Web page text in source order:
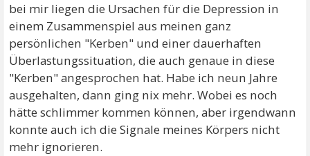
bei mir liegen die Ursachen für die Depression in
einem Zusammenspiel aus meinen ganz
persönlichen "Kerben" und einer dauerhaften
Überlastungssituation, die auch genaue in diese
"Kerben" angesprochen hat. Habe ich neun Jahre
ausgehalten, dann ging nix mehr. Wobei es noch
hätte schlimmer kommen können, aber irgendwann
konnte auch ich die Signale meines Körpers nicht
mehr ignorieren.